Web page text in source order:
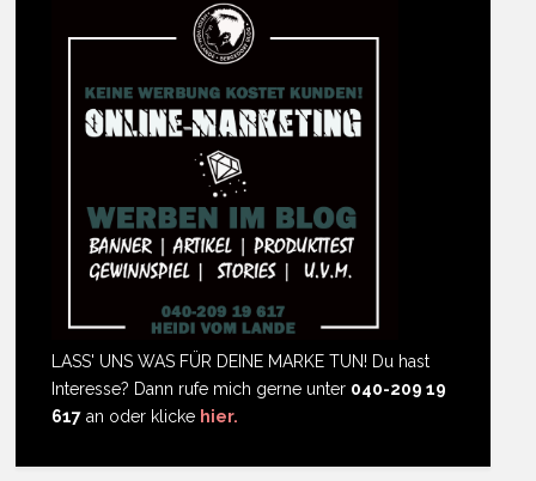
LASS' UNS WAS FÜR DEINE MARKE TUN! Du hast
Interesse? Dann rufe mich gerne unter 040-209 19
617 an oder klicke hier.